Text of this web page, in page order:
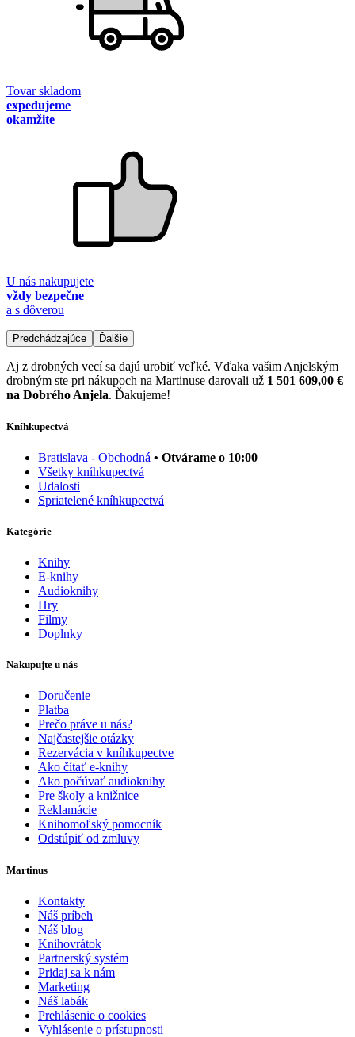
Tovar skladom
expedujeme
okamžite
U nás nakupujete
vždy bezpečne
a s dôverou
Predchádzajúce Ďalšie
Aj z drobných vecí sa dajú urobiť veľké. Vďaka vašim Anjelským
drobným ste pri nákupoch na Martinuse darovali už 1 501 609,00 €
na Dobrého Anjela. Ďakujeme!
Kníhkupectvá
Bratislava - Obchodná • Otvárame o 10:00
Všetky kníhkupectvá
Udalosti
Spriatelené kníhkupectvá
Kategórie
Knihy
E-knihy
Audioknihy
Hry
Filmy
Doplnky
Nakupujte u nás
Doručenie
Platba
Prečo práve u nás?
Najčastejšie otázky
Rezervácia v kníhkupectve
Ako čítať e-knihy
Ako počúvať audioknihy
Pre školy a knižnice
Reklamácie
Knihomoľský pomocník
Odstúpiť od zmluvy
Martinus
Kontakty
Náš príbeh
Náš blog
Knihovrátok
Partnerský systém
Pridaj sa k nám
Marketing
Náš labák
Prehlásenie o cookies
Vyhlásenie o prístupnosti